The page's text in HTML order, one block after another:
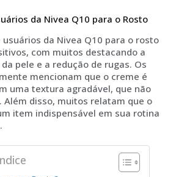
da Nivea Q10 para o Rosto
da Nivea Q10 para o rosto
com muitos destacando a
pele e a redução de rugas. Os
mencionam que o creme é
uma textura agradável, que não
Além disso, muitos relatam que o
item indispensável em sua rotina